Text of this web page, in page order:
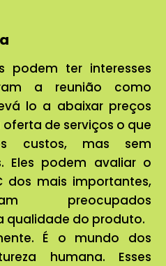
podem ter interesses
a reunião como
lo a abaixar preços
de serviços o que
custos, mas sem
Eles podem avaliar o
dos mais importantes,
preocupados
qualidade do produto.
É o mundo dos
humana. Esses